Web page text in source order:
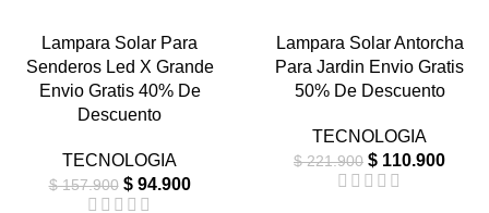
AGOTA
Lampara Solar Para
Senderos Led X Grande
Envio Gratis 40% De
Descuento
TECNOLOGIA
$157.900 $94.900
-50%Lampara Solar Antorcha
Para Jardin Envio Gratis
50% De Descuento
TECNOLOGIA
$221.900 $ 110.900